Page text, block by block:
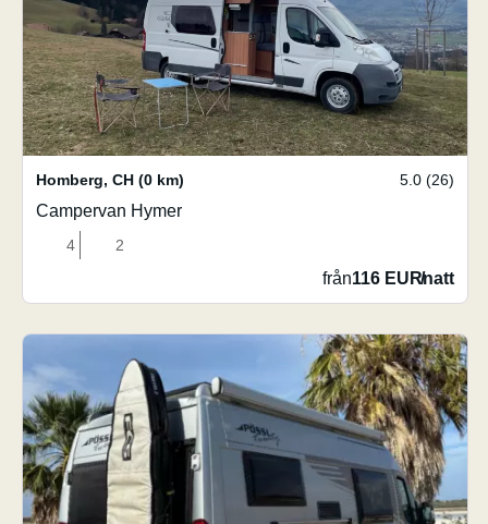
Homberg, CH (0 km) 5.0 (26)
Campervan Hymer
4 2
från116 EUR/natt